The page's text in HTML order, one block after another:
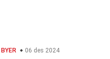
BYER 06 des 2024